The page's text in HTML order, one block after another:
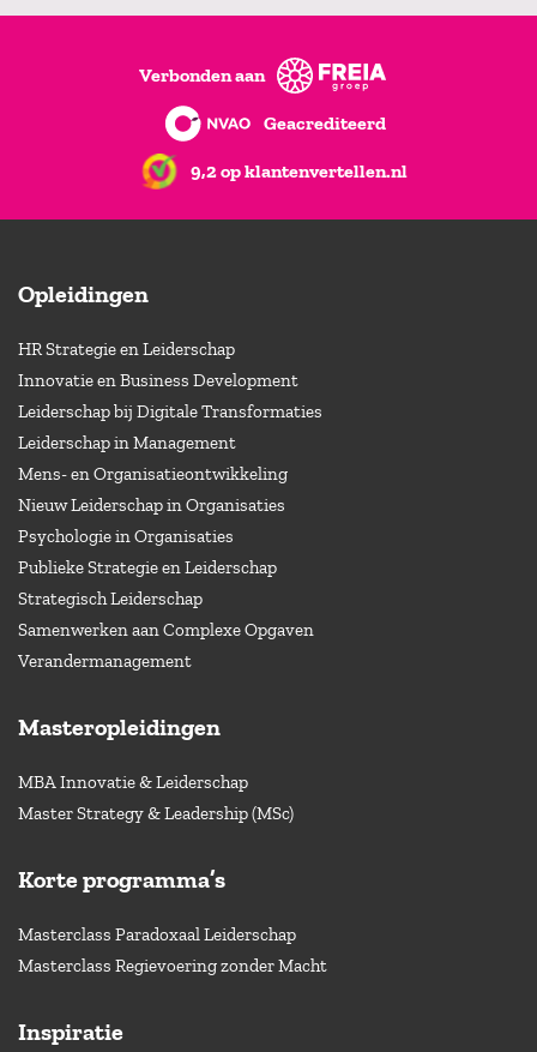
Verbonden aan
Geacrediteerd
9,2 op klantenvertellen.nl
Opleidingen
HR Strategie en Leiderschap
Innovatie en Business Development
Leiderschap bij Digitale Transformaties
Leiderschap in Management
Mens- en Organisatieontwikkeling
Nieuw Leiderschap in Organisaties
Psychologie in Organisaties
Publieke Strategie en Leiderschap
Strategisch Leiderschap
Samenwerken aan Complexe Opgaven
Verandermanagement
Masteropleidingen
MBA Innovatie & Leiderschap
Master Strategy & Leadership (MSc)
Korte programma’s
Masterclass Paradoxaal Leiderschap
Masterclass Regievoering zonder Macht
Inspiratie